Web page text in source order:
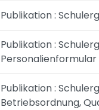
Publikation :
Publikation :
Personalienformular
Publikation :
Betriebsordnung,